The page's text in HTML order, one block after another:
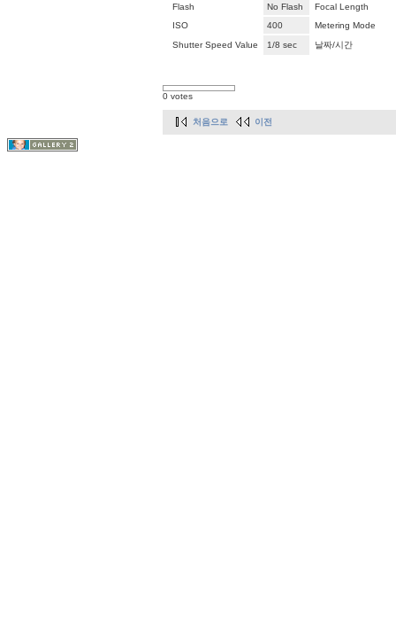
Flash
No Flash
Focal Length
ISO
400
Metering Mode
Shutter Speed Value
1/8 sec 날짜/시간
0 votes
처음으로 이전